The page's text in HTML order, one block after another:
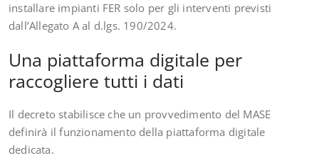
installare impianti FER solo per gli interventi previsti
dall’Allegato A al d.lgs. 190/2024.
Una piattaforma digitale per
raccogliere tutti i dati
Il decreto stabilisce che un provvedimento del MASE
definirà il funzionamento della piattaforma digitale
dedicata.